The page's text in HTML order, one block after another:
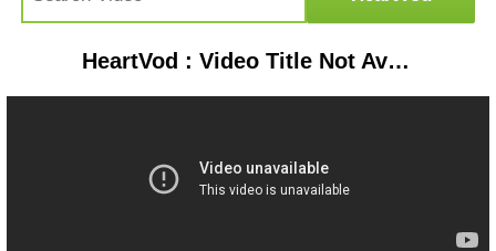
HeartVod : Video Title Not Available